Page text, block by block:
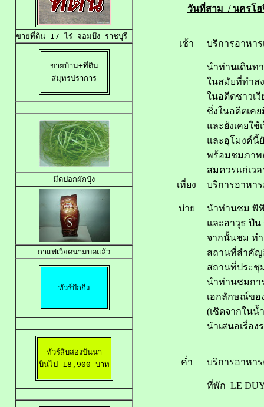
ขายที่ดิน 17 ไร่ จอมบึง ราชบุรี
ขายบ้าน+ที่ดิน
สมุทรปราการ
มีดปอกผักบุ้ง
กาแฟเวียดนามบดแล้ว
ทัวร์ปักกิ่ง
ทัวร์สิบสองปันนา
บินไป 18,900 บาท
วันที่สาม / นครโฮ
เช้า บริการอาหา
นำท่านเดินท
ในสมัยที่ทำส
ในอดีตชาวเ
ซึ่งในอดีตเค
และยังเคยใ
และอุโมงค์นี้
พร้อมชมภาพ
สมควรแก่เว
เที่ยง
บริการอา
บ่าย
นำท่านชม พิ
และอาวุธ ปืน
จากนั้นชม ท
สถานที่สำคัญ
สถานที่ประชุ
นำท่านชมกา
เอกลักษณ์ขอ
(เชิดจากในน้
นำเสนอเรื่อ
ค่ำ บริการอาห
ที่พัก LE DUY